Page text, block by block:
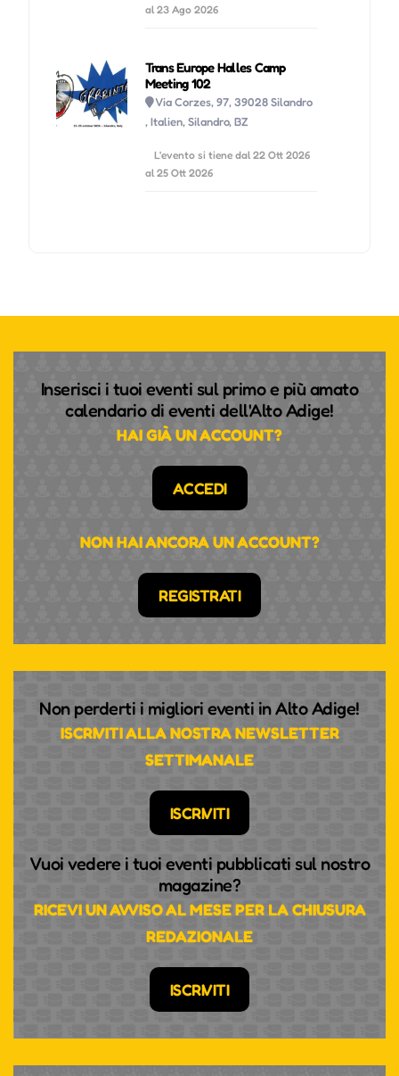
al 23 Ago 2026
Trans Europe Halles Camp
Meeting 102
Via Corzes, 97, 39028 Silandro
, Italien, Silandro, BZ
L'evento si tiene dal 22 Ott 2026
al 25 Ott 2026
Inserisci i tuoi eventi sul primo e più amato
calendario di eventi dell'Alto Adige!
HAI GIÀ UN ACCOUNT?
ACCEDI
NON HAI ANCORA UN ACCOUNT?
REGISTRATI
Non perderti i migliori eventi in Alto Adige!
ISCRIVITI ALLA NOSTRA NEWSLETTER
SETTIMANALE
ISCRIVITI
Vuoi vedere i tuoi eventi pubblicati sul nostro
magazine?
RICEVI UN AVVISO AL MESE PER LA CHIUSURA
REDAZIONALE
ISCRIVITI